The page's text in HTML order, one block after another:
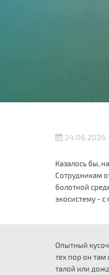
24.06.2026
Казалось бы,
Сотрудникам
болотной
экосистему -
Опытный
тех пор он там
талой или